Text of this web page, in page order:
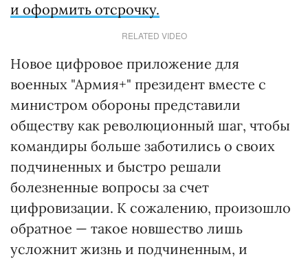
и оформить отсрочку.
RELATED VIDEO
Новое цифровое приложение для
военных "Армия+" президент вместе с
министром обороны представили
обществу как революционный шаг, чтобы
командиры больше заботились о своих
подчиненных и быстро решали
болезненные вопросы за счет
цифровизации. К сожалению, произошло
обратное — такое новшество лишь
усложнит жизнь и подчиненным, и